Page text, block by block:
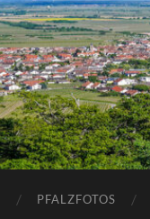
PFALZFOTOS